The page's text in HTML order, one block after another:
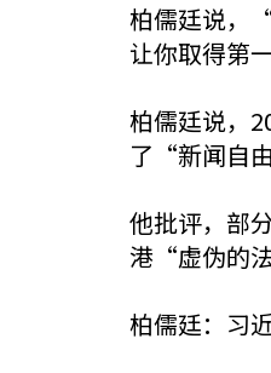
柏儒廷说，
让你取得第
柏儒廷说，
了“新闻自
他批评，部
港“虚伪的
柏儒廷：习